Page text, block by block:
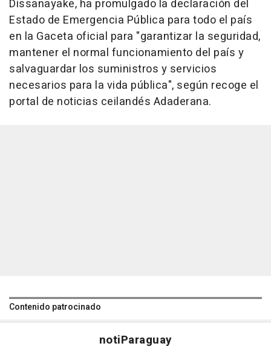
Dissanayake, ha promulgado la declaración del
Estado de Emergencia Pública para todo el país
en la Gaceta oficial para "garantizar la seguridad,
mantener el normal funcionamiento del país y
salvaguardar los suministros y servicios
necesarios para la vida pública", según recoge el
portal de noticias ceilandés Adaderana.
Contenido patrocinado
notiParaguay